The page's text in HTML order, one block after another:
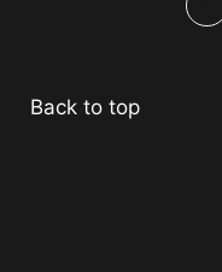
Back to top